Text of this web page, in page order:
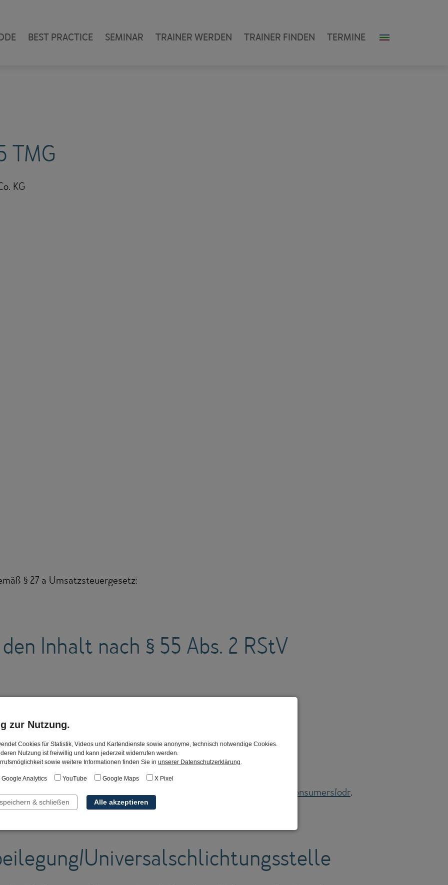
BEST PRACTICE SEMINAR TRAINER WERDEN TRAINER FINDEN TERMINE
TMG
KG
§ 27 a Umsatzsteuergesetz:
Inhalt nach § 55 Abs. 2 RStV
zur Online-Streitbeilegung (OS) bereit: https://ec.europa.eu/consumers/odr.
Impressum.
Universalschlichtungsstelle
zur Nutzung.
Cookies für Statistik, Videos und Kartendienste sowie anonyme, technisch notwendige Cookies.
Nutzung ist freiwillig und kann jederzeit widerrufen werden.
sowie weitere Informationen finden Sie in unserer Datenschutzerklärung
Google Analytics YouTube Google Maps X Pixel
& schließen Alle akzeptieren